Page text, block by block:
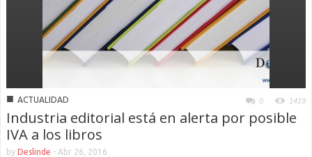
■ ACTUALIDAD 0 1419
Industria editorial está en alerta por posible
IVA a los libros
by Deslinde - Abr 26, 2016